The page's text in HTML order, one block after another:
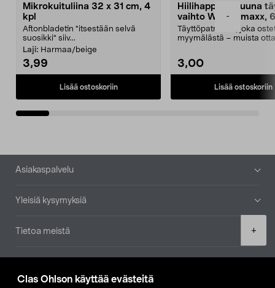
Clas Ohlson käyttää evästeitä
-
+
Mikrokuituliina 32 x 31 cm, 4
kpl
Aftonbladetin "itsestään selvä
suosikki" siiv...
Laji: Harmaa/beige
3,99
Lisää ostoskoriin
Hiilihappopatruuna
vaihto Wassermaxx,
Täyttöpatruuna, joka
myymälästä – muista
3,00
Lisää ostoskoriin
Alatunniste
Asiakaspalvelu
Yleisiä kysymyksiä
Tietoa meistä